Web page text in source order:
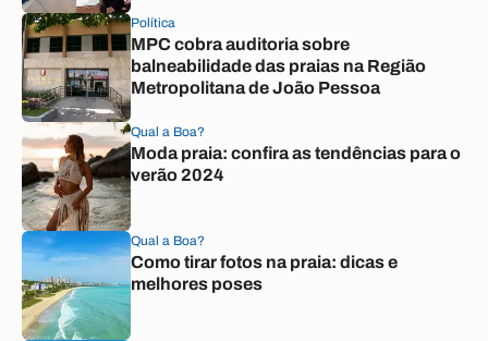
Política
MPC cobra auditoria sobre
balneabilidade das praias na Região
Metropolitana de João Pessoa
Qual a Boa?
Moda praia: confira as tendências para o
verão 2024
Qual a Boa?
Como tirar fotos na praia: dicas e
melhores poses